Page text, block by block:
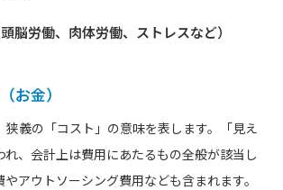
脳労働、肉体労働、ストレスなど）
お金）
狭義の「コスト」の意味を表します。「見え
れ、会計上は費用にあたるもの全般が該当し
アウトソーシング費用なども含まれます。